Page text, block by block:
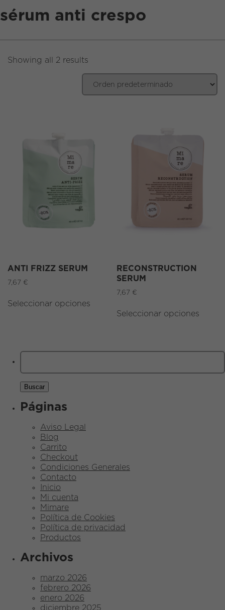
sérum anti crespo
Showing all 2 results
ANTI FRIZZ SERUM
7,67 €
Seleccionar opciones
RECONSTRUCTION
SERUM
7,67 €
Seleccionar opciones
Buscar:
Páginas
Aviso Legal
Blog
Carrito
Checkout
Condiciones Generales
Contacto
Inicio
Mi cuenta
Mimare
Política de Cookies
Política de privacidad
Productos
Archivos
marzo 2026
febrero 2026
enero 2026
diciembre 2025